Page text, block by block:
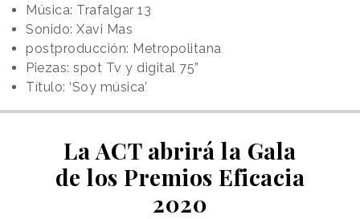
Música: Trafalgar 13
Sonido: Xavi Mas
postproducción: Metropolitana
Piezas: spot Tv y digital 75”
Título: ‘Soy música’
La ACT abrirá la Gala
de los Premios Eficacia
2020